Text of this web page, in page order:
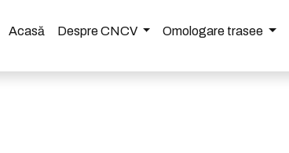
Acasă Despre CNCV Omologare trasee